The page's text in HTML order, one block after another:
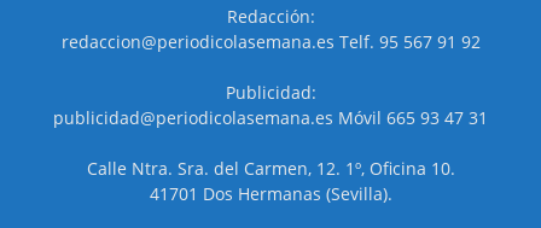
Redacción:
redaccion@periodicolasemana.es Telf. 95 567 91 92
Publicidad:
publicidad@periodicolasemana.es Móvil 665 93 47 31
Calle Ntra. Sra. del Carmen, 12. 1º, Oficina 10.
41701 Dos Hermanas (Sevilla).